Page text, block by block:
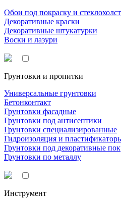
Обои под покраску и стеклохолст
Декоративные краски
Декоративные штукатурки
Воски и лазури
Грунтовки и пропитки
Универсальные грунтовки
Бетонконтакт
Грунтовки фасадные
Грунтовки под антисептики
Грунтовки специализированные
Гидроизоляция и
Грунтовки под декоративные
Грунтовки по металлу
Инструмент